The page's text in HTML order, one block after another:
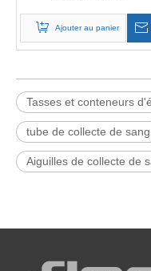
Ajouter au panier
Tasses et conteneurs
tube de collecte de sang
Aiguilles de collecte de